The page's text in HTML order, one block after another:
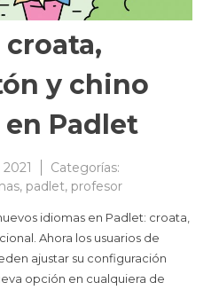
y chino
Padlet
Categorías:
, padlet, profesor
idiomas en Padlet: croata,
Ahora los usuarios de
ajustar su configuración
opción en cualquiera de